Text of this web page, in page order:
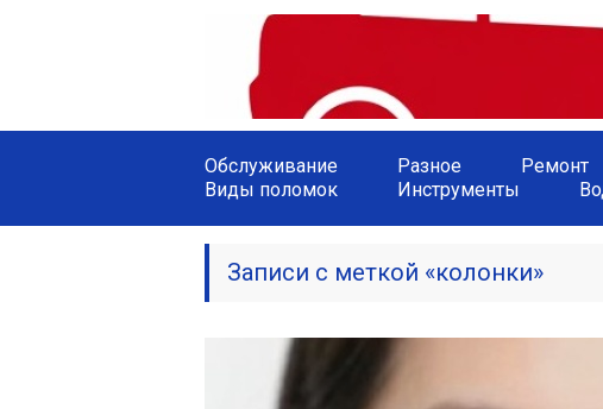
Обслуживание Разное Ремонт
Виды поломок
Инструменты
Записи с меткой «колонки»